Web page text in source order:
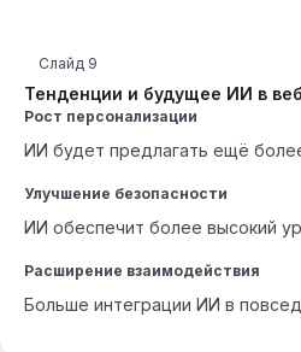
Тенденции и будущее ИИ в
Слайд 9
Рост персонализации
ИИ будет предлагать ещё
Улучшение безопасности
ИИ обеспечит более высокий
Расширение взаимодействия
Больше интеграции ИИ в